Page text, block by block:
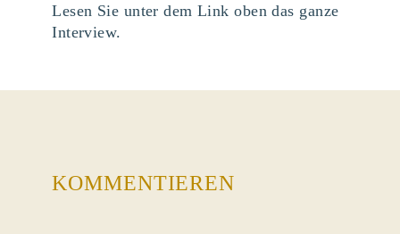
Lesen Sie unter dem Link oben das ganze
Interview.
KOMMENTIEREN